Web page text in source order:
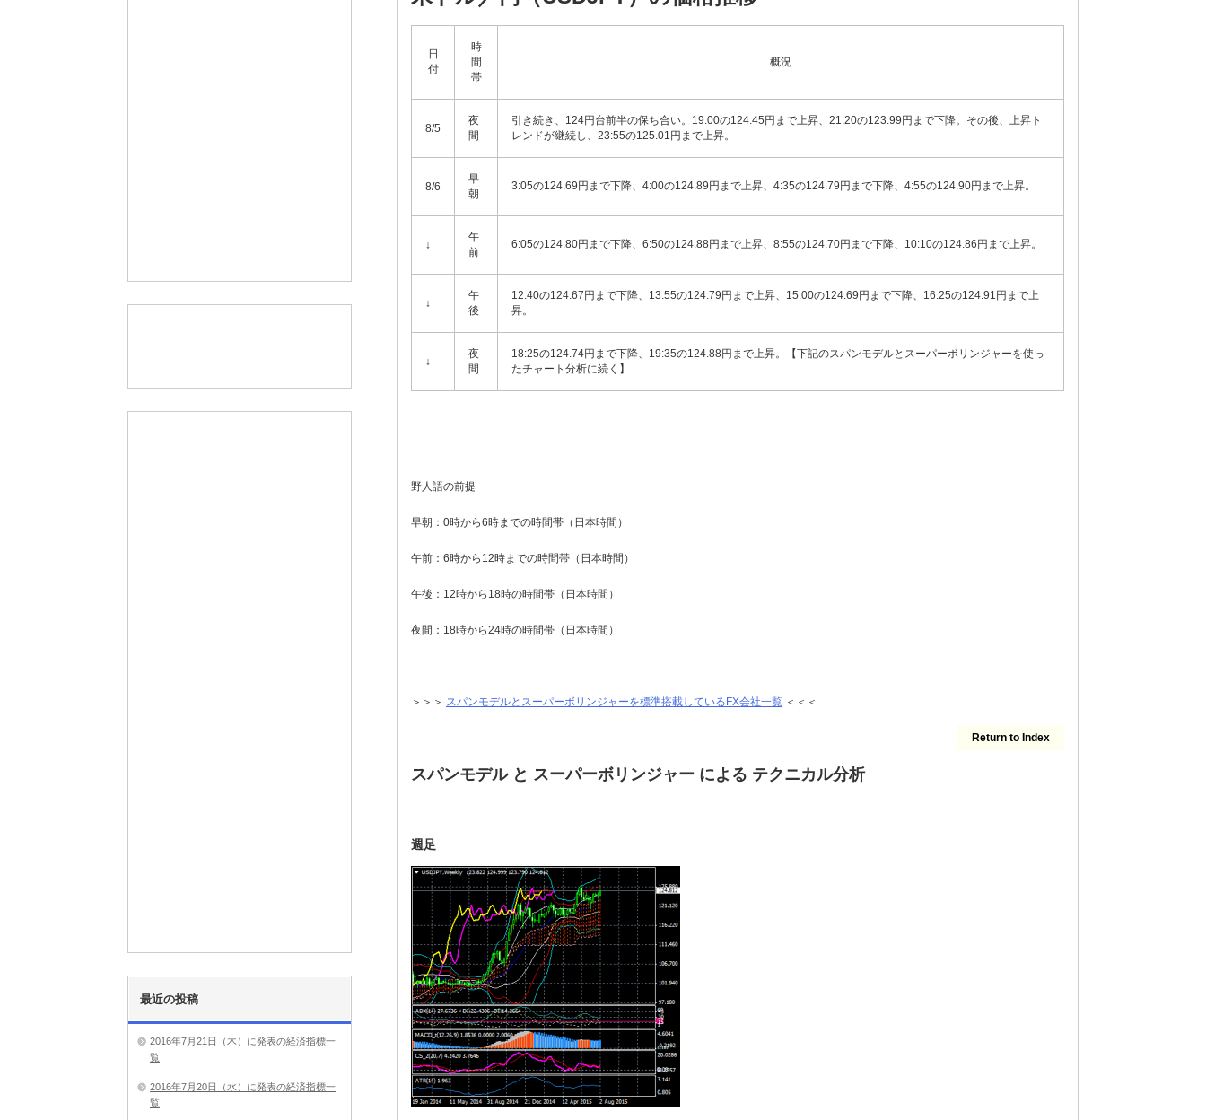
日
付
時
間
帯
概況
8/5
夜
間
引き続き、124円台前半の保ち合い。19:00の124.45円まで上昇、21:20の123.99円まで下降。その後、上昇ト
レンドが継続し、23:55の125.01円まで上昇。
8/6
早
朝
3:05の124.69円まで下降、4:00の124.89円まで上昇、4:35の124.79円まで下降、4:55の124.90円まで上昇。
↓
午
前
6:05の124.80円まで下降、6:50の124.88円まで上昇、8:55の124.70円まで下降、10:10の124.86円まで上昇。
↓
午
後
12:40の124.67円まで下降、13:55の124.79円まで上昇、15:00の124.69円まで下降、16:25の124.91円まで上
昇。
↓
夜
間
18:25の124.74円まで下降、19:35の124.88円まで上昇。【下記のスパンモデルとスーパーボリンジャーを使っ
たチャート分析に続く】
————————————————————————————————————————-
野人語の前提
早朝：0時から6時までの時間帯（日本時間）
午前：6時から12時までの時間帯（日本時間）
午後：12時から18時の時間帯（日本時間）
夜間：18時から24時の時間帯（日本時間）
＞＞＞ スパンモデルとスーパーボリンジャーを標準搭載しているFX会社一覧 ＜＜＜
Return to Index
スパンモデル と スーパーボリンジャー による テクニカル分析
週足
最近の投稿
2016年7月21日（木）に発表の経済指標一
覧
2016年7月20日（水）に発表の経済指標一
覧